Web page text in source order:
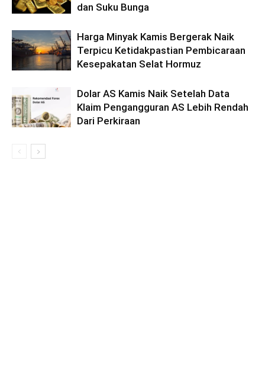
dan Suku Bunga
Harga Minyak Kamis Bergerak Naik
Terpicu Ketidakpastian Pembicaraan
Kesepakatan Selat Hormuz
Dolar AS Kamis Naik Setelah Data
Klaim Pengangguran AS Lebih Rendah
Dari Perkiraan